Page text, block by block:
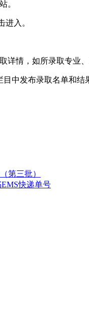
。
进入。
情，如所录取专业
中发布录取名单和
第三批）
快递单号